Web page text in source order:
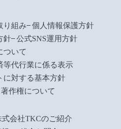
り組み
個人情報保護方針
針
公式SNS運用方針
ついて
等代行業に係る表示
に対する基本方針
作権について
式会社TKCのご紹介